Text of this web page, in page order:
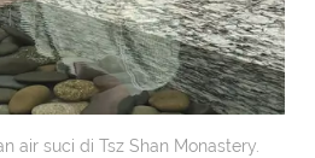
air suci di Tsz Shan Monastery.